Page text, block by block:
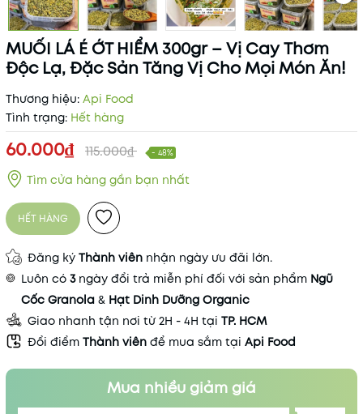
MUỐI LÁ É ỚT HIỂM 300gr – Vị Cay Thơm
Độc Lạ, Đặc Sản Tăng Vị Cho Mọi Món Ăn!
Thương hiệu: Api Food
Tình trạng: Hết hàng
60.000₫ 115.000₫ - 48%
Tìm cửa hàng gần bạn nhất
HẾT HÀNG
Đăng ký Thành viên nhận ngày ưu đãi lớn.
Luôn có3 ngày đổi trả miễn phí đối với sản phẩm Ngũ
Cốc Granola & Hạt Dinh Dưỡng Organic
Giao nhanh tận nơi từ 2H - 4H tại TP. HCM
Đổi điểm Thành viên để mua sắm tại Api Food
Mua nhiều giảm giá